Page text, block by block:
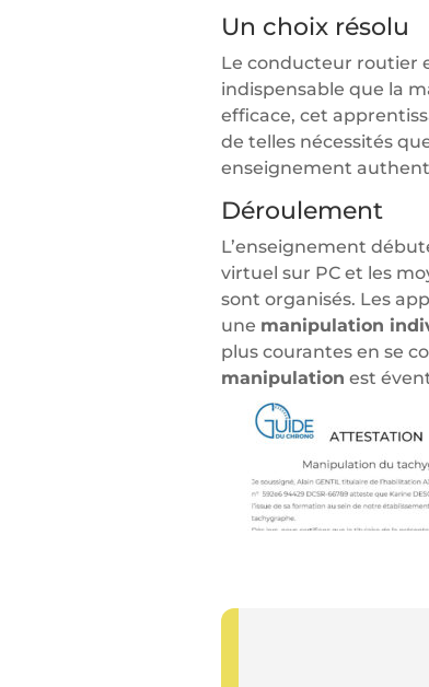
Un choix résolu
Le conducteur routier
indispensable que la
efficace, cet
de telles nécessités
enseignement
Déroulement
L’enseignement
virtuel sur PC et les
sont organisés. Les
une manipulation
plus courantes en se
manipulation est